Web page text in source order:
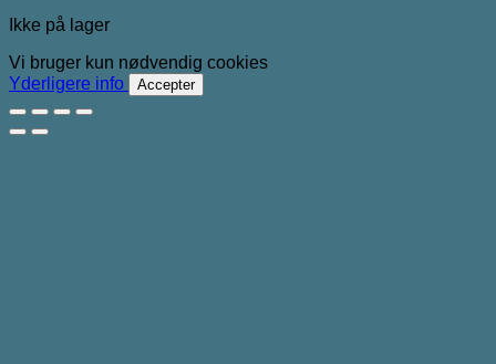
Ikke på lager
Vi bruger kun nødvendig cookies
Yderligere info
Accepter